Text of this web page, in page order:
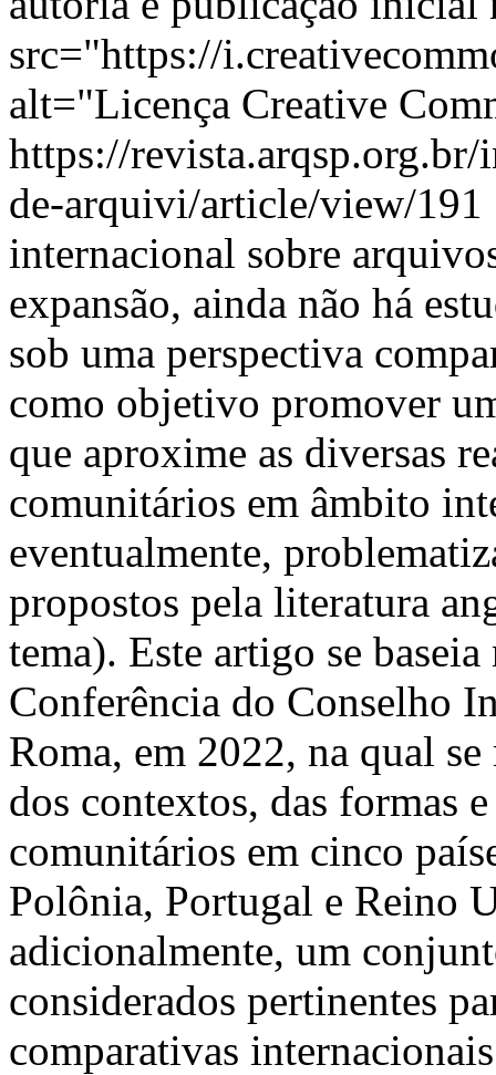
src="https://
alt="Licença Creative
https://revista.arqsp.org.br/
de-arquivi/article/view/191
internacional sobre
expansão, ainda não há
sob uma perspectiva
como objetivo promover
que aproxime as diversas
comunitários em âmbito
eventualmente,
propostos pela literatura
tema). Este artigo se
Conferência do Conselho
Roma, em 2022, na qual
dos contextos, das formas
comunitários em cinco
Polônia, Portugal e Reino
adicionalmente, um
considerados pertinentes
comparativas